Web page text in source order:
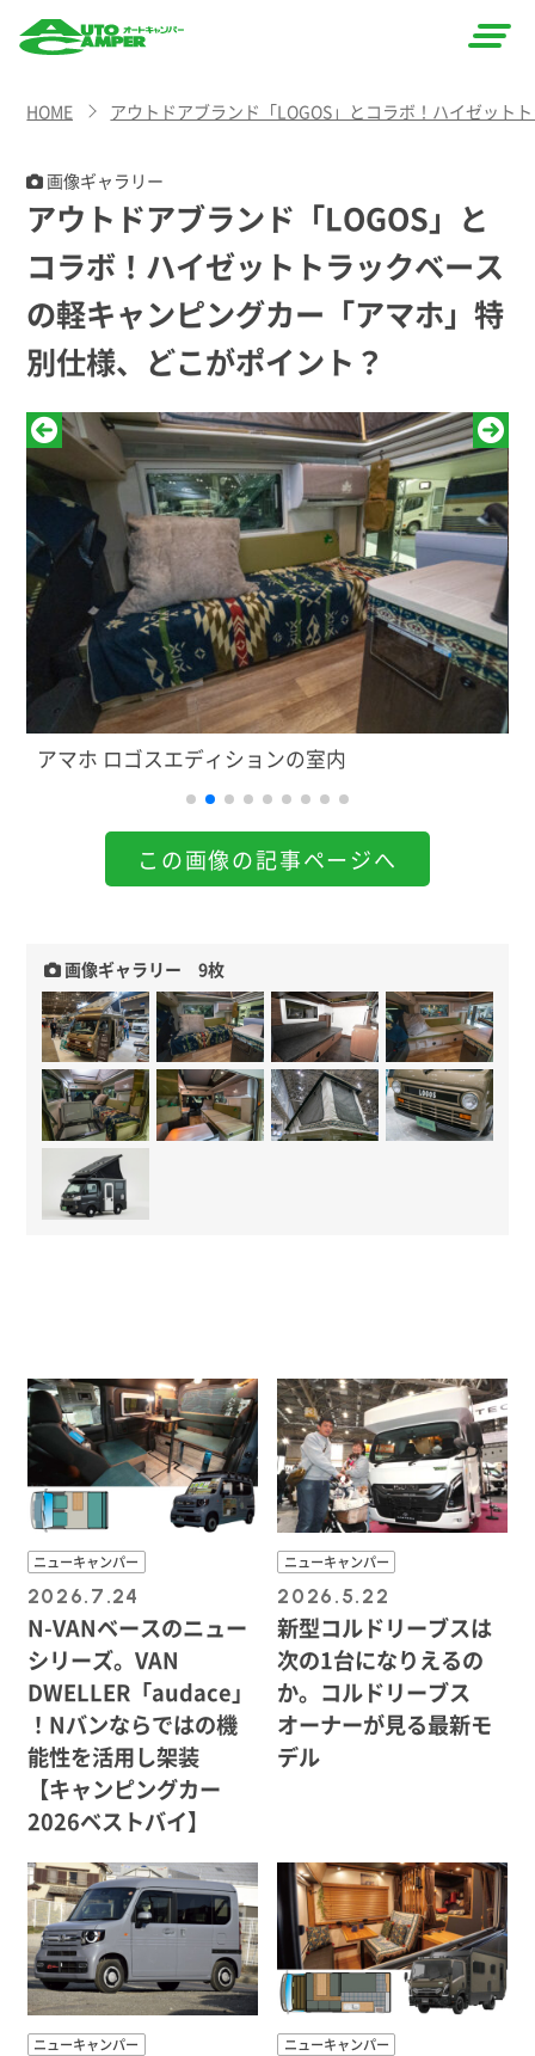
CAMPER
（オート
キャン
パー）
HOME アウトドアブランド「LOGOS」とコラボ！ハイゼット
画像ギャラリー
アウトドアブランド「LOGOS」と
コラボ！ハイゼットトラックベース
の軽キャンピングカー「アマホ」特
別仕様、どこがポイント？
アマホ ロゴスエディションの室内
この画像の記事ページへ
画像ギャラリー 9枚
ニューキャンパー
2026.7.24
N-VANベースのニュー
シリーズ。VAN
DWELLER「audace」
！Nバンならではの機
能性を活用し架装
【キャンピングカー
2026ベストバイ】
ニューキャンパー
2026.5.22
新型コルドリーブスは
次の1台になりえるの
か。コルドリーブス
オーナーが見る最新モ
デル
ニューキャンパー ニューキャンパー